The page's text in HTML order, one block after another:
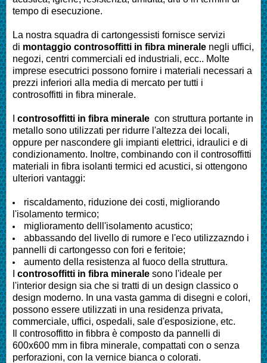
tempo di esecuzione.
La nostra squadra di cartongessisti fornisce servizi
di montaggio controsoffitti in fibra minerale negli uffici,
negozi, centri commerciali ed industriali, ecc.. Molte
imprese esecutrici possono fornire i materiali necessari a
prezzi inferiori alla media di mercato per tutti i
controsoffitti in fibra minerale.
controsoffitti in fibra minerale con struttura portante in
metallo sono utilizzati per ridurre l'altezza dei locali,
oppure per nascondere gli impianti elettrici, idraulici e di
condizionamento. Inoltre, combinando con il controsoffitti
materiali in fibra isolanti termici ed acustici, si ottengono
ulteriori vantaggi:
riscaldamento, riduzione dei costi, migliorando
l'isolamento termico;
miglioramento delll'isolamento acustico;
abbassando del livello di rumore e l'eco utilizzazndo i
pannelli di cartongesso con fori e feritoie;
aumento della resistenza al fuoco della struttura.
controsoffitti in fibra minerale sono l'ideale per
l'interior design sia che si tratti di un design classico o
design moderno. In una vasta gamma di disegni e colori,
possono essere utilizzati in una residenza privata,
commerciale, uffici, ospedali, sale d'esposizione, etc.
Il controsoffitto in fibbra è composto da pannelli di
600x600 mm in fibra minerale, compattati con o senza
perforazioni, con la vernice bianca o colorati.